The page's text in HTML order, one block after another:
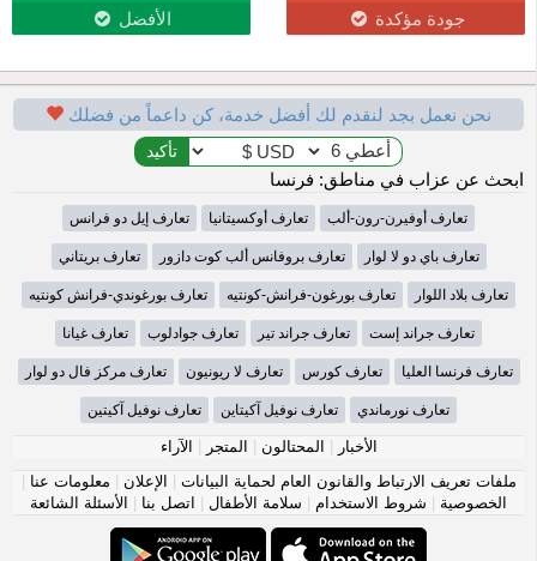
جودة مؤكدة الأفضل
نحن نعمل بجد لنقدم لك أفضل خدمة، كن داعماً من فضلك
ابحث عن عزاب في مناطق: فرنسا
تعارف أوفيرن-رون-ألب تعارف أوكسيتانيا تعارف إيل دو فرانس
تعارف باي دو لا لوار تعارف بروفانس ألب كوت دازور تعارف بريتاني
تعارف بلاد اللوار تعارف بورغون-فرانش-كونتيه تعارف بورغوندي-فرانش كونتيه
تعارف جراند إست تعارف جراند تير تعارف جوادلوب تعارف غيانا
تعارف فرنسا العليا تعارف كورس تعارف لا ريونيون تعارف مركز فال دو لوار
تعارف نورماندي تعارف نوفيل آكيتاين تعارف نوفيل آكيتين
الأخبار | المحتالون | المتجر | الآراء
ملفات تعريف الارتباط والقانون العام لحماية البيانات | الإعلان | معلومات عنا |
الخصوصية | شروط الاستخدام | سلامة الأطفال | اتصل بنا | الأسئلة الشائعة